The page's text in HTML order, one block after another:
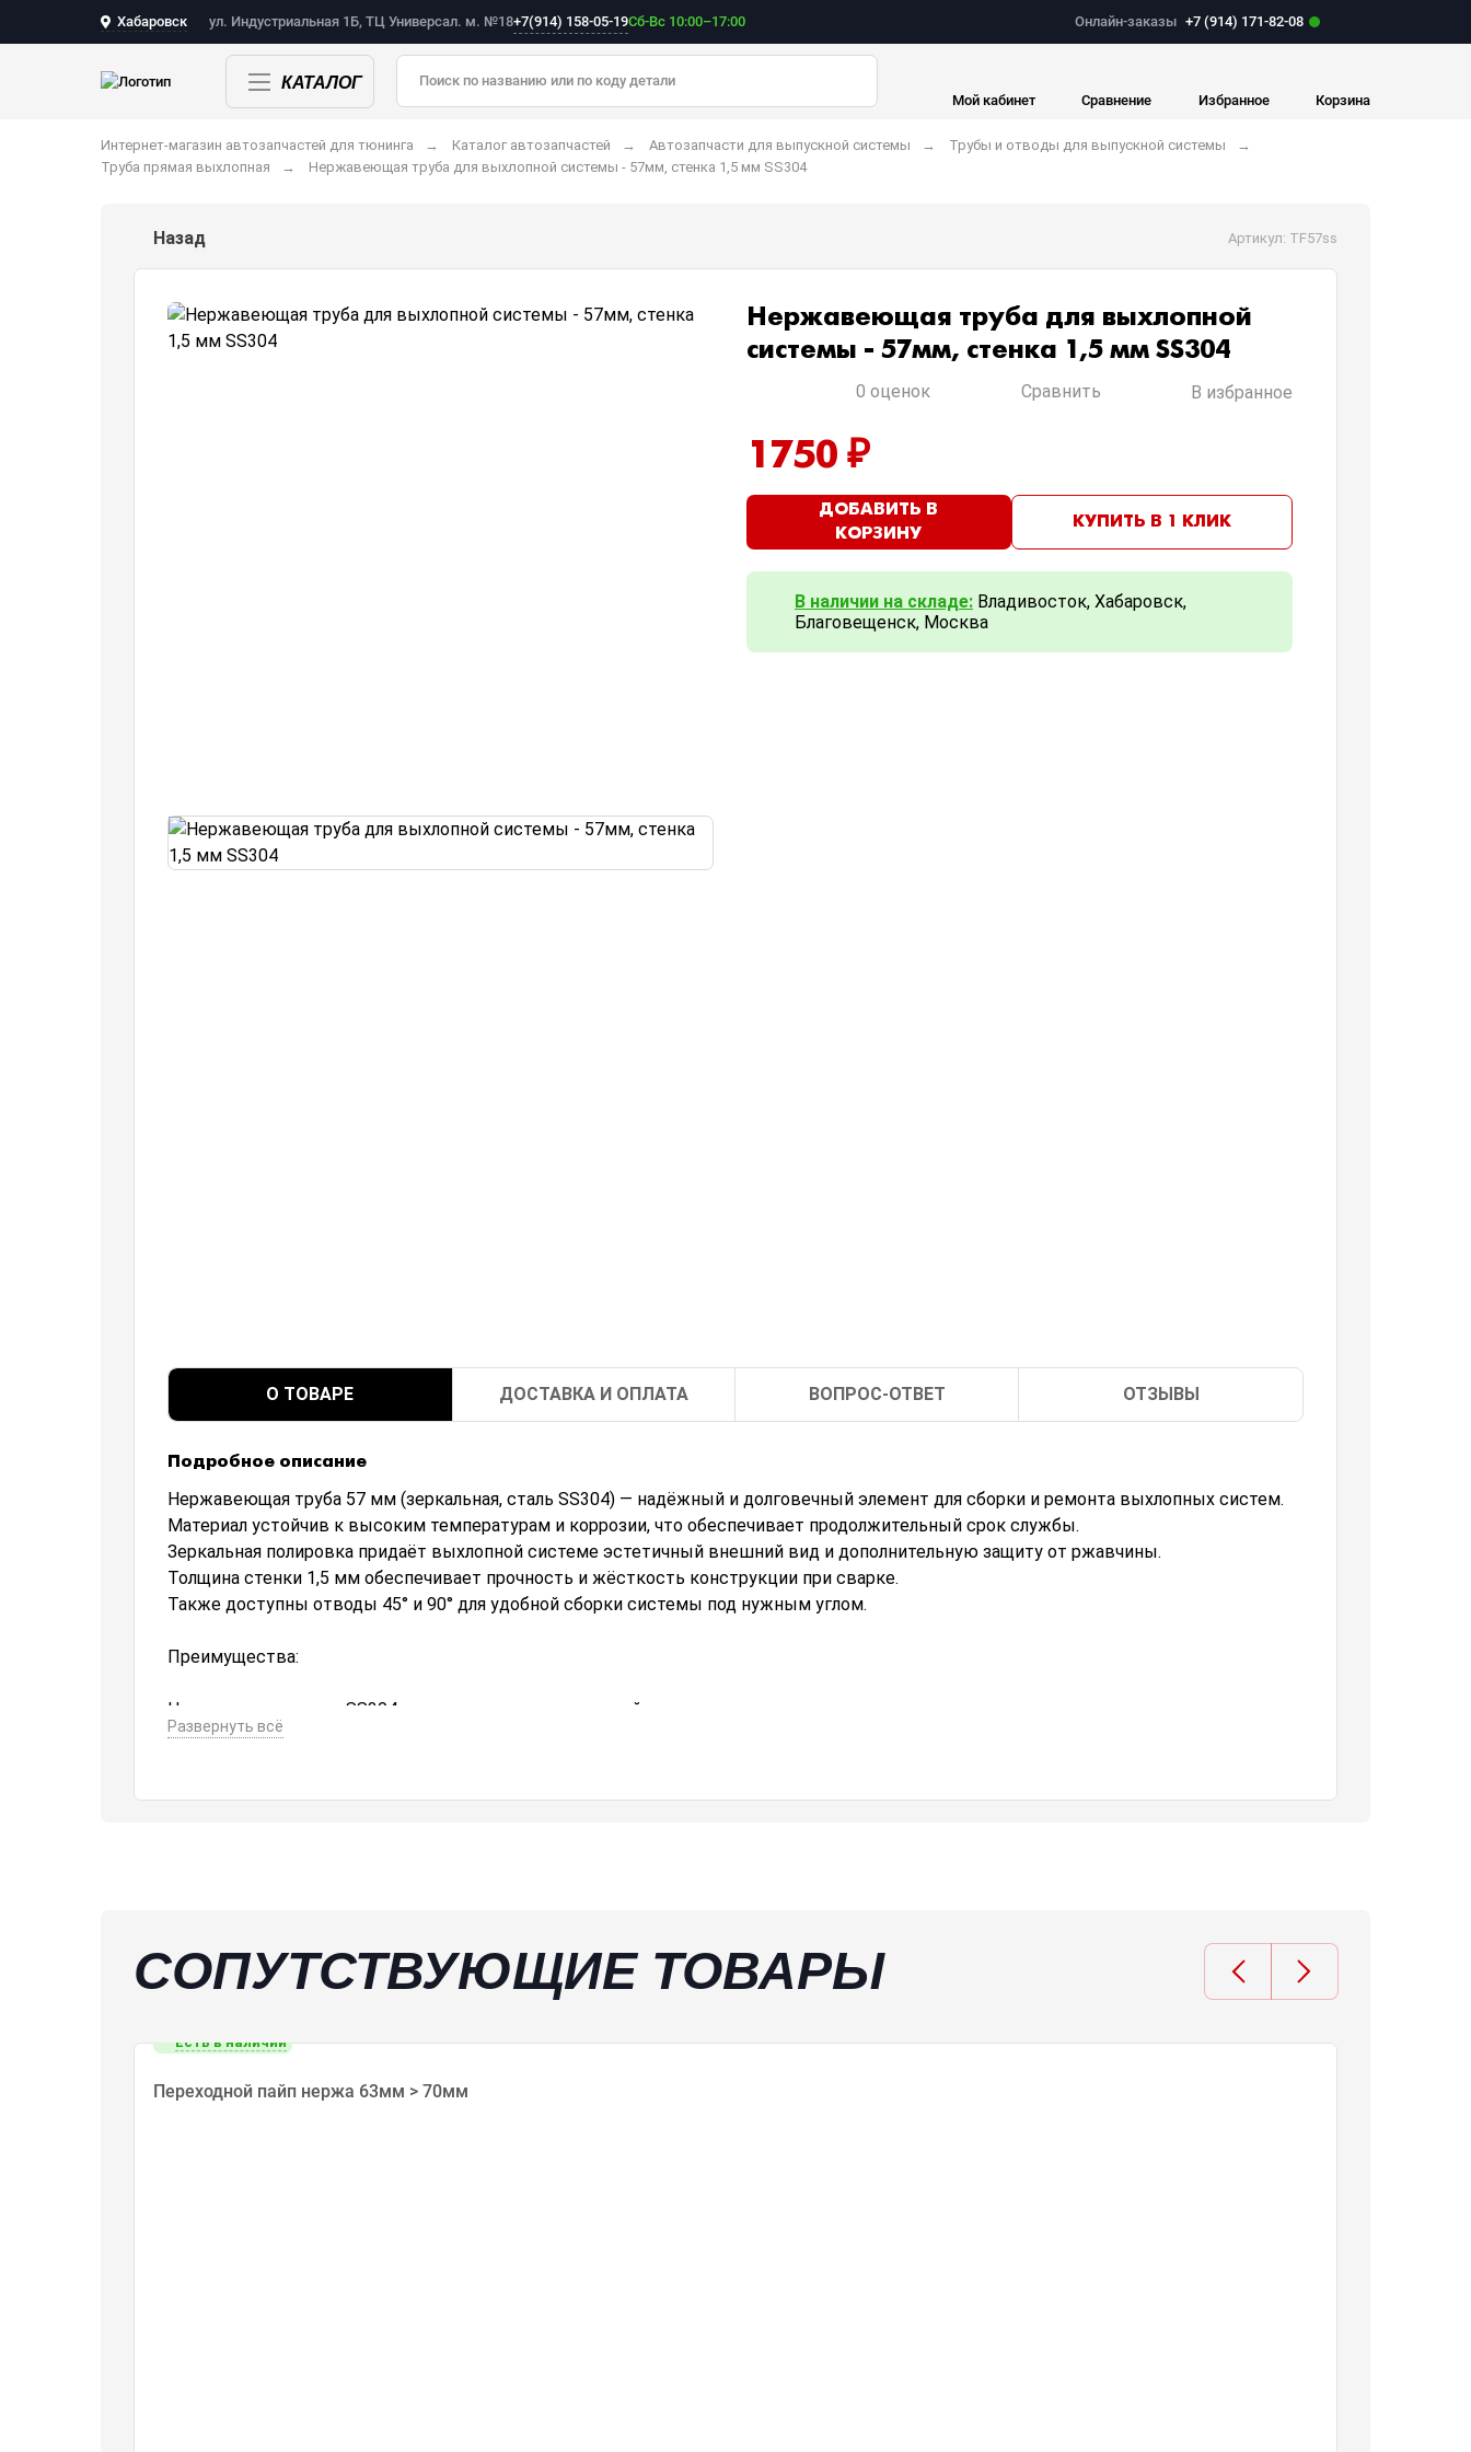
Хабаровск ул. Индустриальная 1Б, ТЦ Универсал. м. №18+7(914) 158-05-19Сб-Вс 10:00–17:00 Онлайн-заказы +7 (914) 171-82-08
КАТАЛОГ
Мой кабинет Сравнение Избранное Корзина
Интернет-магазин автозапчастей для тюнинга Каталог автозапчастей Автозапчасти для выпускной системы
Трубы и отводы для выпускной системы
Труба прямая выхлопная
Нержавеющая труба для выхлопной системы - 57мм, стенка 1,5 мм SS304
Назад Артикул: TF57ss
Нержавеющая труба для выхлопной
системы - 57мм, стенка 1,5 мм SS304
0 оценок Сравнить В избранное
1750 ₽
ДОБАВИТЬ В
КОРЗИНУ
КУПИТЬ В 1 КЛИК
В наличии на складе: Владивосток, Хабаровск,
Благовещенск, Москва
О ТОВАРЕ ДОСТАВКА И ОПЛАТА ВОПРОС-ОТВЕТ ОТЗЫВЫ
Подробное описание
Нержавеющая труба 57 мм (зеркальная, сталь SS304) — надёжный и долговечный элемент для сборки и ремонта выхлопных систем.
Материал устойчив к высоким температурам и коррозии, что обеспечивает продолжительный срок службы.
Зеркальная полировка придаёт выхлопной системе эстетичный внешний вид и дополнительную защиту от ржавчины.
Толщина стенки 1,5 мм обеспечивает прочность и жёсткость конструкции при сварке.
Также доступны отводы 45° и 90° для удобной сборки системы под нужным углом.
Преимущества:
Нержавеющая сталь SS304 — высокая прочность и стойкость к коррозии
Развернуть всё
СОПУТСТВУЮЩИЕ ТОВАРЫ
Есть в наличии
Переходной пайп нержа 63мм > 70мм